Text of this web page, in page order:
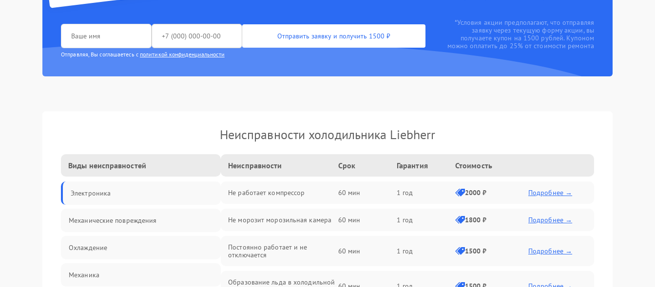
Отправить заявку и получить 1500 ₽
Отправляя, Вы соглашаетесь с политикой конфиденциальности
*Условия акции предполагают, что отправляя
заявку через текущую форму акции, вы
получаете купон на 1500 рублей. Купоном
можно оплатить до 25% от стоимости ремонта
Неисправности холодильника Liebherr
Виды неисправностей
Электроника
Механические повреждения
Охлаждение
Механика
Неисправности Срок Гарантия Стоимость
Не работает компрессор 60 мин 1 год 2000 ₽ Подробнее →
Не морозит морозильная камера 60 мин 1 год 1800 ₽ Подробнее →
Постоянно работает и не
отключается
60 мин 1 год 1500 ₽ Подробнее →
Образование льда в холодильной